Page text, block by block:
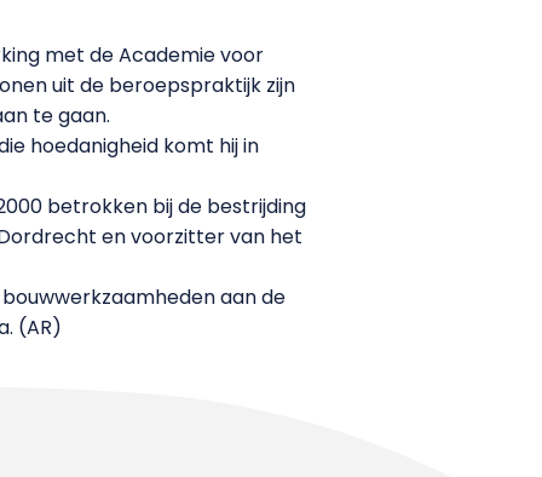
met de Academie voor
uit de beroepspraktijk zijn
te gaan.
hoedanigheid komt hij in
betrokken bij de bestrijding
en voorzitter van het
aan de
(AR)